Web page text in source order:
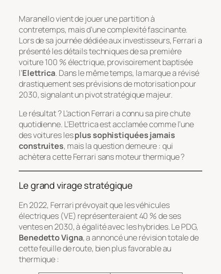
Maranello vient de jouer une partition à
contretemps, mais d’une complexité fascinante.
Lors de sa journée dédiée aux investisseurs, Ferrari a
présenté les détails techniques de sa première
voiture 100 % électrique, provisoirement baptisée
l’Elettrica. Dans le même temps, la marque a révisé
drastiquement ses prévisions de motorisation pour
2030, signalant un pivot stratégique majeur.
Le résultat ? L’action Ferrari a connu sa pire chute
quotidienne. L’Elettrica est acclamée comme l’une
des voitures lesplus sophistiquées jamais
construites, mais la question demeure : qui
achètera cette Ferrari sans moteur thermique ?
Le grand virage stratégique
En 2022, Ferrari prévoyait que les véhicules
électriques (VE) représenteraient 40 % de ses
ventes en 2030, à égalité avec les hybrides. Le PDG,
Benedetto Vigna, a annoncé une révision totale de
cette feuille de route, bien plus favorable au
thermique :